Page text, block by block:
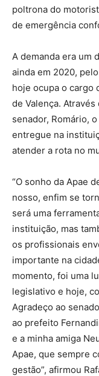
poltrona do
de emergência
A demanda era um
ainda em 2020,
hoje ocupa o cargo
de Valença.
senador, Romário,
entregue na
atender a rota no
“O sonho da Apae
nosso, enfim se
será uma
instituição, mas
os profissionais
importante na
momento, foi uma
legislativo e hoje,
Agradeço ao
ao prefeito
e a minha amiga
Apae, que sempre
gestão”, afirmou